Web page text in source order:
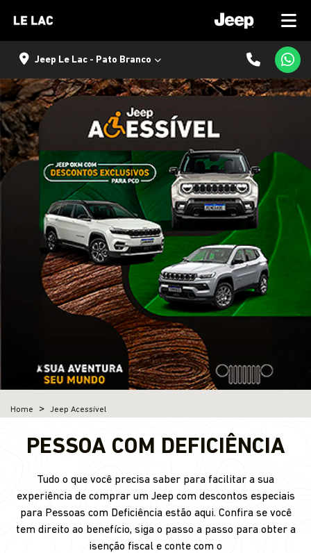
Jeep Le Lac - Pato Branco
Home Jeep Acessível
PESSOA COM DEFICIÊNCIA
Tudo o que você precisa saber para facilitar a sua
experiência de comprar um Jeep com descontos especiais
para Pessoas com Deficiência estão aqui. Confira se você
tem direito ao benefício, siga o passo a passo para obter a
isenção fiscal e conte com o